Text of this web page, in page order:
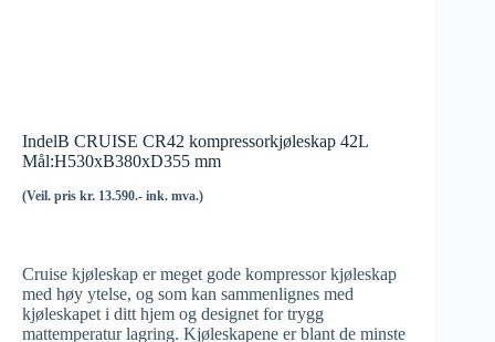
IndelB CRUISE CR42 kompressorkjøleskap 42L
Mål:H530xB380xD355 mm
(Veil. pris kr. 13.590.- ink. mva.)
Cruise kjøleskap er meget gode kompressor kjøleskap
med høy ytelse, og som kan sammenlignes med
kjøleskapet i ditt hjem og designet for trygg
mattemperatur lagring. Kjøleskapene er blant de minste